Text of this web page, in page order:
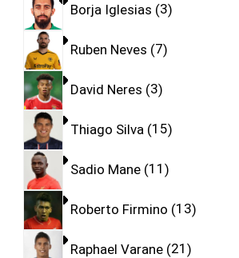
Borja Iglesias 3
Ruben Neves 7
David Neres 3
Thiago Silva 15
Sadio Mane 11
Roberto Firmino 13
Raphael Varane 21